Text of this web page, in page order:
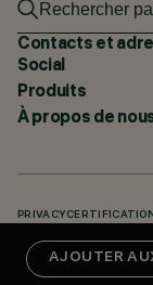
AJOUTER
Contacts et
Social
Produits
À propos de
PRIVACY
TÉLÉCHARGEMENTS